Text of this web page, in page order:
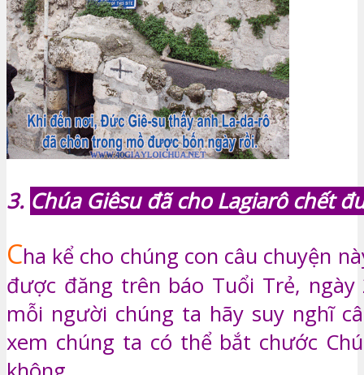
3. Chúa Giêsu đã cho Lagiarô chết
Cha kể cho chúng con câu chuyện
được đăng trên báo Tuổi Trẻ,
mỗi người chúng ta hãy suy nghĩ
xem chúng ta có thể bắt chước